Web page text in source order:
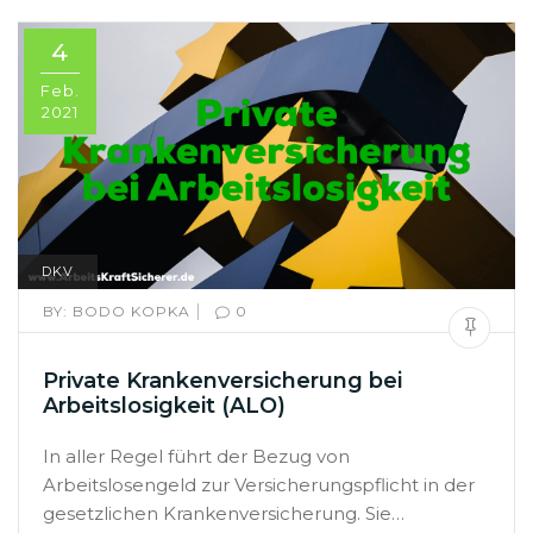
4
Feb.
2021
DKV
BY: BODO KOPKA | 0
Private Krankenversicherung bei
Arbeitslosigkeit (ALO)
In aller Regel führt der Bezug von
Arbeitslosengeld zur Versicherungspflicht in der
gesetzlichen Krankenversicherung. Sie…